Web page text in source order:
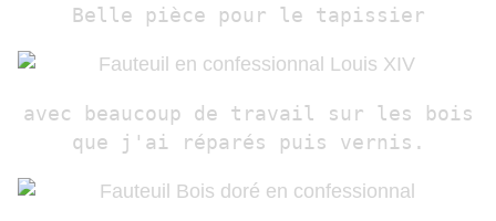
Belle pièce pour le tapissier
avec beaucoup de travail sur les bois
que j'ai réparés puis vernis.